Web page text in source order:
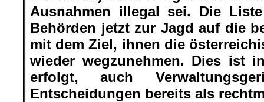
Ausnahmen illegal sei. Die
Behörden jetzt zur Jagd auf die
mit dem Ziel, ihnen die
wieder wegzunehmen. Dies ist
erfolgt, auch
Entscheidungen bereits als